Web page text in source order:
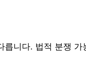
니다. 법적 분쟁